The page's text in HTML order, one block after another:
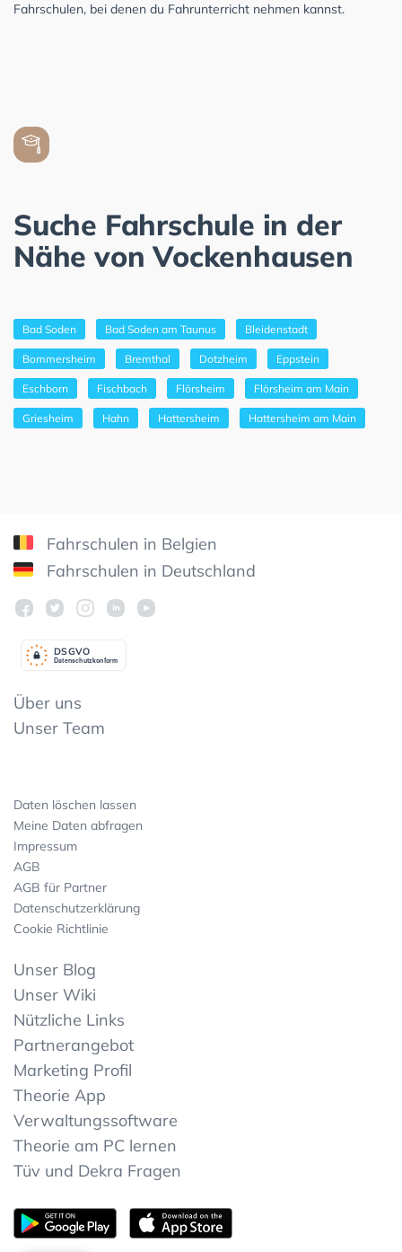
Fahrschulen, bei denen du Fahrunterricht nehmen kannst.
Suche Fahrschule in der
Nähe von Vockenhausen
Bad Soden Bad Soden am Taunus Bleidenstadt
Bommersheim Bremthal Dotzheim Eppstein
Eschborn Fischbach Flörsheim Flörsheim am Main
Griesheim Hahn Hattersheim Hattersheim am Main
Fahrschulen in Belgien
Fahrschulen in Deutschland
Datenschutzkonform
DSGVO
Über uns
Unser Team
Daten löschen lassen
Meine Daten abfragen
Impressum
AGB
AGB für Partner
Datenschutzerklärung
Cookie Richtlinie
Unser Blog
Unser Wiki
Nützliche Links
Partnerangebot
Marketing Profil
Theorie App
Verwaltungssoftware
Theorie am PC lernen
Tüv und Dekra Fragen